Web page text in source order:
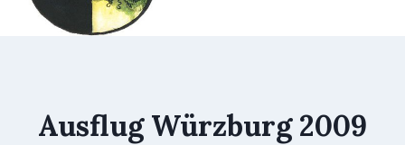
Ausflug Würzburg 2009